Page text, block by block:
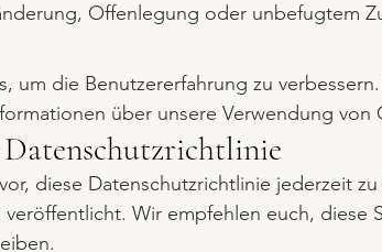
Offenlegung oder unbefugtem
um die Benutzererfahrung zu
über unsere Verwendung
Datenschutzrichtlinie
diese Datenschutzrichtlinie jederzeit
Wir empfehlen euch, diese